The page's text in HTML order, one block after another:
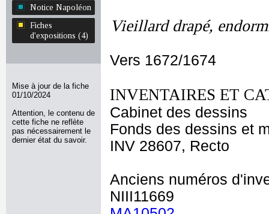
Notice Napoléon
Fiches
d'expositions (4)
Mise à jour de la fiche
01/10/2024
Attention, le contenu de
cette fiche ne reflète
pas nécessairement le
dernier état du savoir.
Vieillard drapé,
Vers 1672/1674
INVENTAIRES ET
Cabinet des dessins
Fonds des dessins et
INV 28607, Recto
Anciens numéros
NIII11669